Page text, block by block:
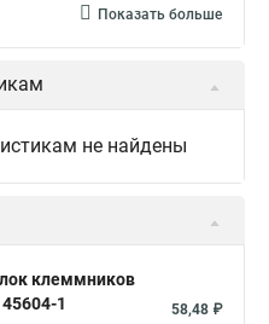
Показать больше
не найдены
клеммников
1
58,48 ₽